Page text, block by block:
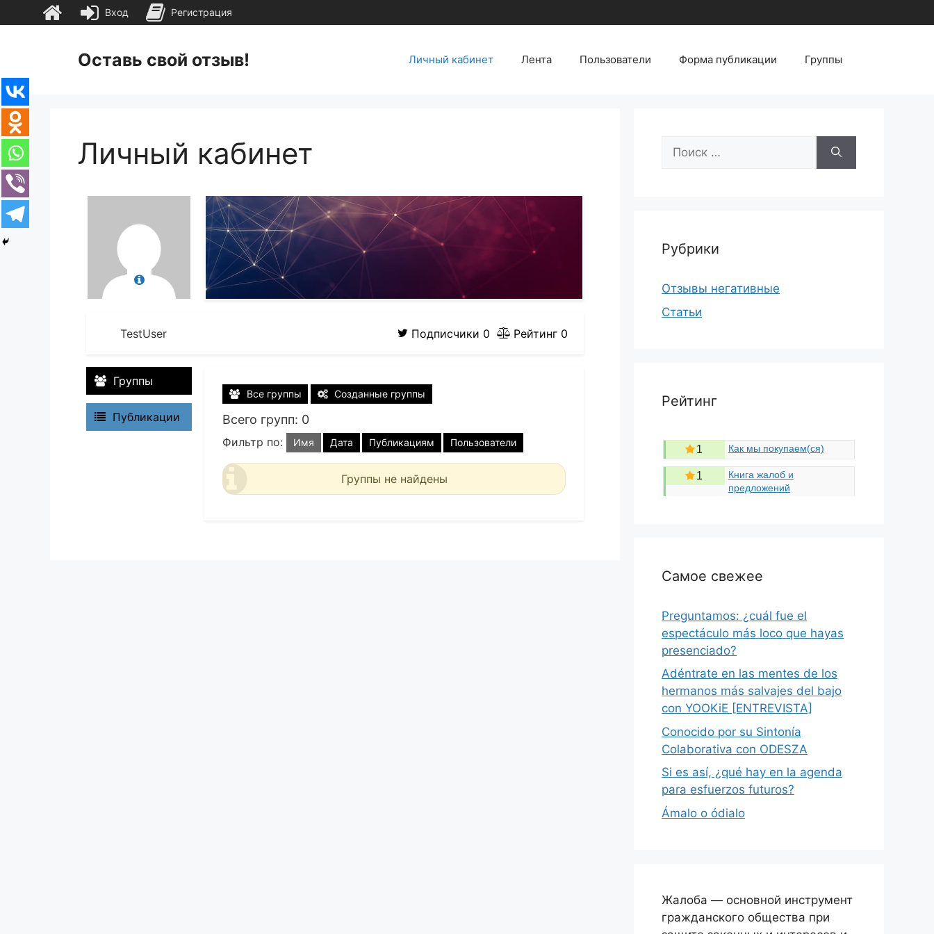
содержимомуОставь свой отзыв! Личный кабинет Лента Пользователи Форма публикации Группы
Личный кабинет
TestUser Подписчики 0 Рейтинг 0
Группы
Публикации
Все группы Созданные группы
Всего групп: 0
Фильтр по: Имя Дата Публикациям Пользователи
Группы не найдены
Поиск:
Рубрики
Отзывы негативные
Статьи
Рейтинг
1 Как мы покупаем(ся)
1
Книга жалоб и
предложений
Самое свежее
Preguntamos: ¿cuál fue el
espectáculo más loco que hayas
presenciado?
Adéntrate en las mentes de los
hermanos más salvajes del bajo
con YOOKiE [ENTREVISTA]
Conocido por su Sintonía
Colaborativa con ODESZA
Si es así, ¿qué hay en la agenda
para esfuerzos futuros?
Ámalo o ódialo
Жалоба — основной инструмент
гражданского общества при
Вход Регистрация